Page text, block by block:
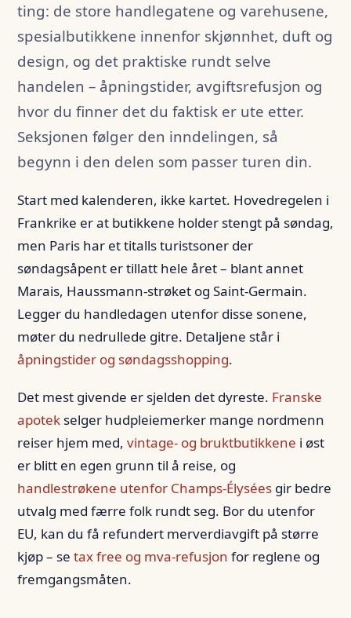
Napoleon i Paris
Paris under andre verdenskrig
Belle Époque – den vakre epoken
Verdensutstillingene i Paris
Metroens historie
Paris' kirkegårder
ting: de store handlegatene og varehusene,
spesialbutikkene innenfor skjønnhet, duft og
design, og det praktiske rundt selve
handelen – åpningstider, avgiftsrefusjon og
hvor du finner det du faktisk er ute etter.
Seksjonen følger den inndelingen, så
begynn i den delen som passer turen din.
Start med kalenderen, ikke kartet. Hovedregelen i
Frankrike er at butikkene holder stengt på søndag,
men Paris har et titalls turistsoner der
søndagsåpent er tillatt hele året – blant annet
Marais, Haussmann-strøket og Saint-Germain.
Legger du handledagen utenfor disse sonene,
møter du nedrullede gitre. Detaljene står i
åpningstider og søndagsshopping.
Det mest givende er sjelden det dyreste. Franske
apotek selger hudpleiemerker mange nordmenn
reiser hjem med, vintage- og bruktbutikkene i øst
er blitt en egen grunn til å reise, og
handlestrøkene utenfor Champs-Élysées gir bedre
utvalg med færre folk rundt seg. Bor du utenfor
EU, kan du få refundert merverdiavgift på større
kjøp – se tax free og mva-refusjon for reglene og
fremgangsmåten.